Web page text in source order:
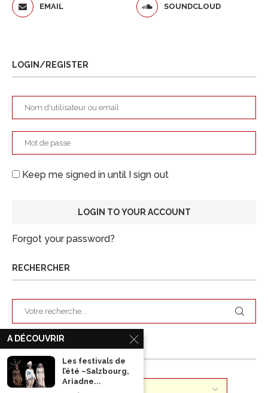
EMAIL SOUNDCLOUD
LOGIN/REGISTER
Keep me signed in until I sign out
Forgot your password?
RECHERCHER
ARCHIVES
A DÉCOUVRIR
Les festivals de
l’été –Salzbourg,
Ariadne...